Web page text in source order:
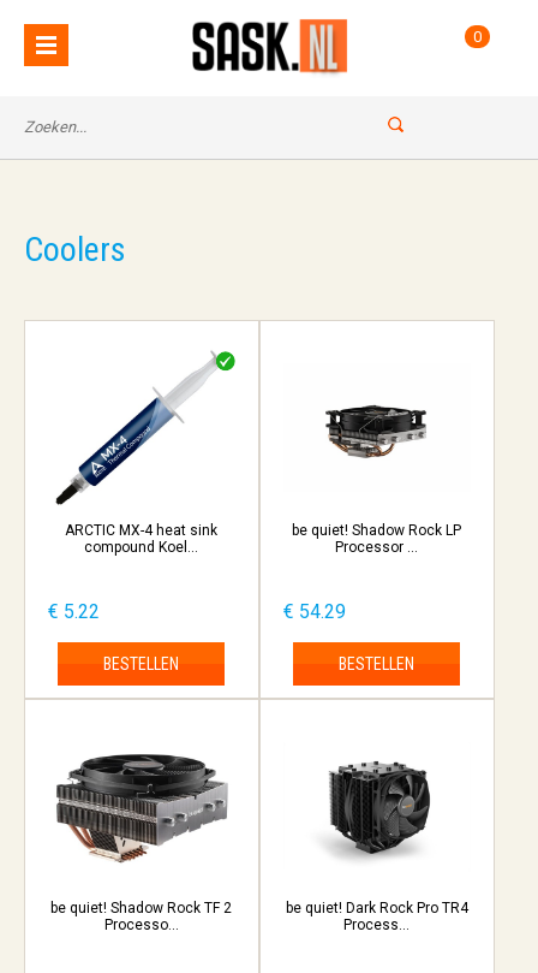
0
Coolers
ARCTIC MX-4 heat sink
compound Koel...
€ 5.22
BESTELLEN
be quiet! Shadow Rock LP
Processor ...
€ 54.29
BESTELLEN
be quiet! Shadow Rock TF 2
Processo...
be quiet! Dark Rock Pro TR4
Process...